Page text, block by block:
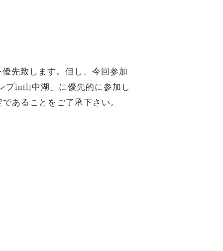
先致します。但し、今回参加
プin山中湖」に優先的に参加し
あることをご了承下さい。